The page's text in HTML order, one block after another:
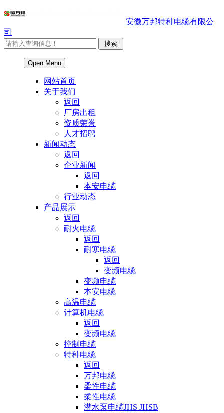
安徽万邦特种电缆有限公
司
Open Menu
网站首页
关于我们
返回
厂房出租
资质荣誉
人才招聘
新闻动态
返回
企业新闻
返回
本安电缆
行业动态
产品展示
返回
耐火电缆
返回
耐寒电缆
返回
变频电缆
变频电缆
本安电缆
高温电缆
计算机电缆
返回
变频电缆
控制电缆
特种电缆
返回
万邦电缆
柔性电缆
柔性电缆
潜水泵电缆JHS JHSB